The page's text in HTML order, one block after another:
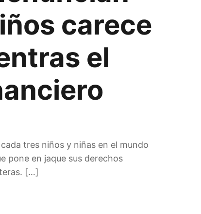
carece
el
tres niños y niñas en el mundo
pone en jaque sus derechos
[…]